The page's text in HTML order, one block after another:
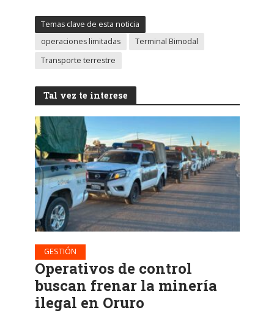
Temas clave de esta noticia
operaciones limitadas
Terminal Bimodal
Transporte terrestre
Tal vez te interese
GESTIÓN
Operativos de control
buscan frenar la minería
ilegal en Oruro